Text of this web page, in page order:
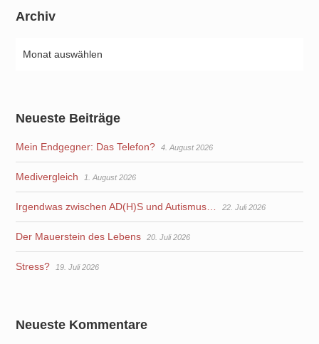
Archiv
Neueste Beiträge
Mein Endgegner: Das Telefon? 4. August 2026
Medivergleich 1. August 2026
Irgendwas zwischen AD(H)S und Autismus… 22. Juli 2026
Der Mauerstein des Lebens 20. Juli 2026
Stress? 19. Juli 2026
Neueste Kommentare